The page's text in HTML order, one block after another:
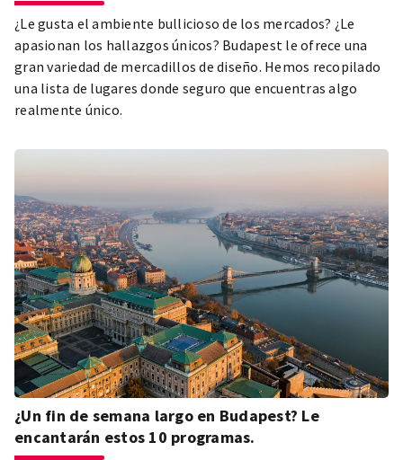
¿Le gusta el ambiente bullicioso de los mercados? ¿Le
apasionan los hallazgos únicos? Budapest le ofrece una
gran variedad de mercadillos de diseño. Hemos recopilado
una lista de lugares donde seguro que encuentras algo
realmente único.
¿Un fin de semana largo en Budapest? Le
encantarán estos 10 programas.